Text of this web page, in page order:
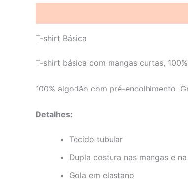
T-shirt Básica
T-shirt básica com mangas curtas,
100% algodão com pré-encolhimento.
Detalhes:
Tecido tubular
Dupla costura nas mangas e
Gola em elastano